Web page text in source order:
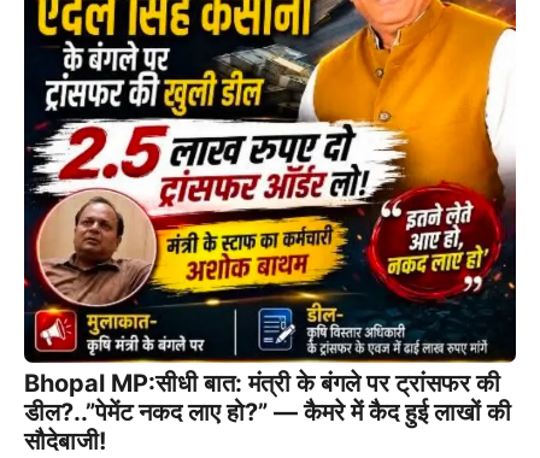
Bhopal MP:सीधी बात: मंत्री के बंगले पर ट्रांसफर की
डील?..”पेमेंट नकद लाए हो?” — कैमरे में कैद हुई लाखों की
सौदेबाजी!